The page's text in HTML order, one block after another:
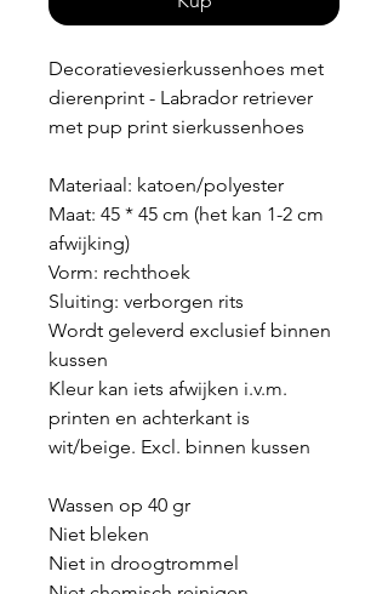
Decoratievesierkussenhoes met
dierenprint - Labrador retriever
met pup print sierkussenhoes
Materiaal: katoen/polyester
Maat: 45 * 45 cm (het kan 1-2 cm
afwijking)
Vorm: rechthoek
Sluiting: verborgen rits
Wordt geleverd exclusief binnen
kussen
Kleur kan iets afwijken i.v.m.
printen en achterkant is
wit/beige. Excl. binnen kussen
Wassen op 40 gr
Niet bleken
Niet in droogtrommel